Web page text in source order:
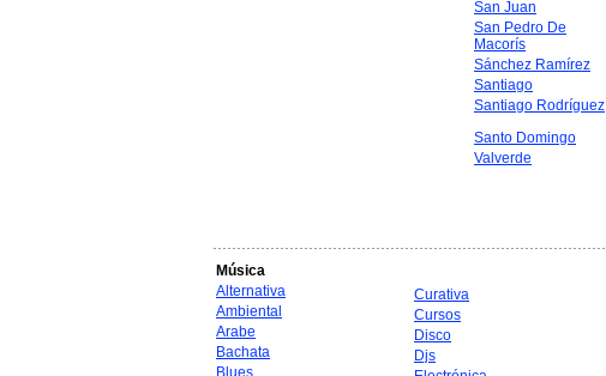
San Juan
San Pedro De
Macorís
Sánchez Ramírez
Santiago
Santiago Rodríguez
Santo Domingo
Valverde
Música
Alternativa
Ambiental
Arabe
Bachata
Blues
Curativa
Cursos
Disco
Djs